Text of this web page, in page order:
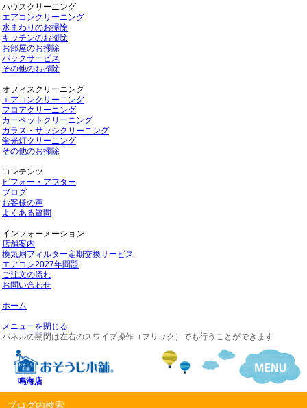
ハウスクリーニング
エアコンクリーニング
水まわりのお掃除
キッチンのお掃除
お部屋のお掃除
パックサービス
その他のお掃除
オフィスクリーニング
エアコンクリーニング
フロアクリーニング
カーペットクリーニング
ガラス・サッシクリーニング
蛍光灯クリーニング
その他のお掃除
コンテンツ
ビフォー・アフター
ブログ
お客様の声
よくある質問
インフォーメーション
店舗案内
換気扇フィルター定期交換サービス
エアコン2027年問題
ご注文の流れ
お問い合わせ
ホーム
メニューを閉じる
パネルの開閉は左右のスワイプ操作（フリック）でも行うことができます
鳴海店
ブログ内検索